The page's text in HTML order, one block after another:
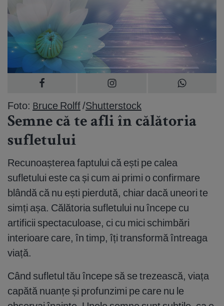
Foto: Bruce Rolff/Shutterstock
Semne că te afli în călătoria
sufletului
Recunoașterea faptului că ești pe calea
sufletului este ca și cum ai primi o confirmare
blândă că nu ești pierdută, chiar dacă uneori te
simți așa. Călătoria sufletului nu începe cu
artificii spectaculoase, ci cu mici schimbări
interioare care, în timp, îți transformă întreaga
viață.
Când sufletul tău începe să se trezească, viața
capătă nuanțe și profunzimi pe care nu le